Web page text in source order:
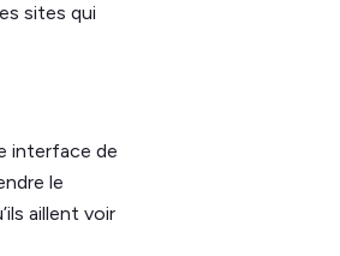
sites qui
interface de
le
aillent voir